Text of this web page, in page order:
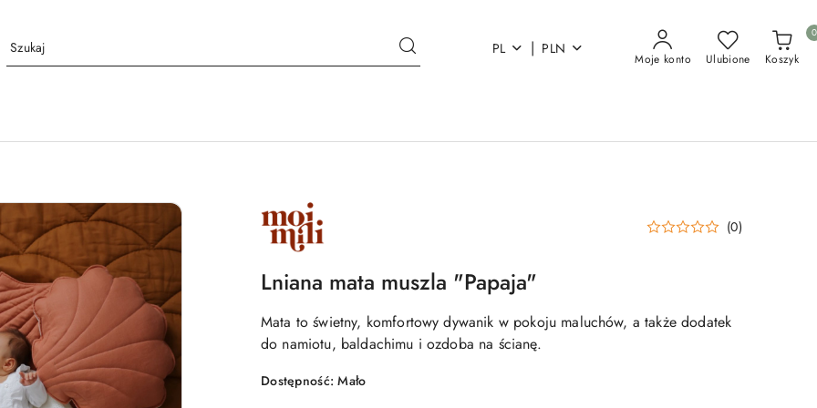
PL | PLN
Moje konto Ulubione Koszyk
0
NAZWA
PRODUCENTA:
MOI
MILI
(0)
Lniana mata muszla "Papaja"
Mata to świetny, komfortowy dywanik w pokoju maluchów, a także dodatek
do namiotu, baldachimu i ozdoba na ścianę.
Dostępność:Mało